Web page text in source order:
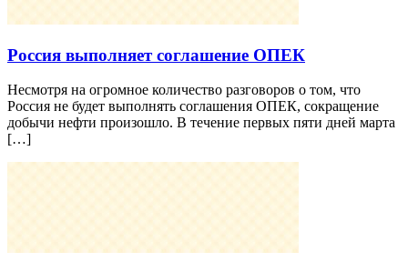
Россия выполняет соглашение ОПЕК
Несмотря на огромное количество разговоров о том, что
Россия не будет выполнять соглашения ОПЕК, сокращение
добычи нефти произошло. В течение первых пяти дней марта
[…]